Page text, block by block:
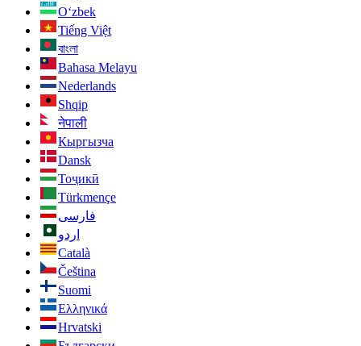
O‘zbek
Tiếng Việt
বাংলা
Bahasa Melayu
Nederlands
Shqip
नेपाली
Кыргызча
Dansk
Тоҷикӣ
Türkmençe
فارسی
اردو
Català
Čeština
Suomi
Ελληνικά
Hrvatski